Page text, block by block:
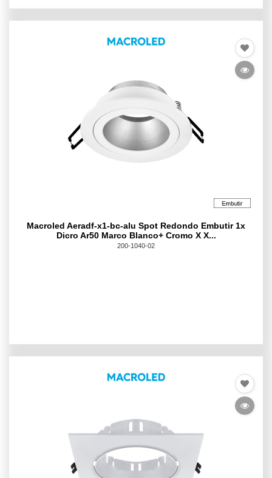
Macroled Aeradf-x1-bc-alu Spot Redondo Embutir 1x
Dicro Ar50 Marco Blanco+ Cromo X X...
200-1040-02